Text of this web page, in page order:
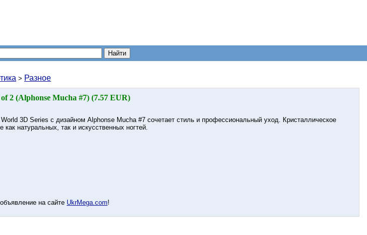
> Разное
2 (Alphonse Mucha #7) (7.57 EUR)
3D Series с дизайном Alphonse Mucha #7 сочетает стиль и профессиональный уход. Кристаллическое
как натуральных, так и искусственных ногтей.
на сайте UkrMega.com!